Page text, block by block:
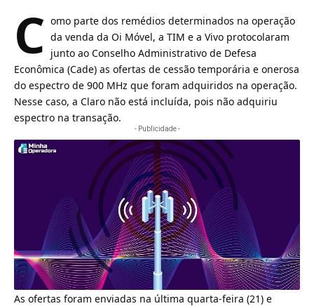
C omo parte dos remédios determinados na operação
da venda da Oi Móvel, a TIM e a Vivo protocolaram
junto ao Conselho Administrativo de Defesa
Econômica (Cade) as ofertas de cessão temporária e onerosa
do espectro de 900 MHz que foram adquiridos na operação.
Nesse caso, a Claro não está incluída, pois não adquiriu
espectro na transação.
- Publicidade -
As ofertas foram enviadas na última quarta-feira (21) e